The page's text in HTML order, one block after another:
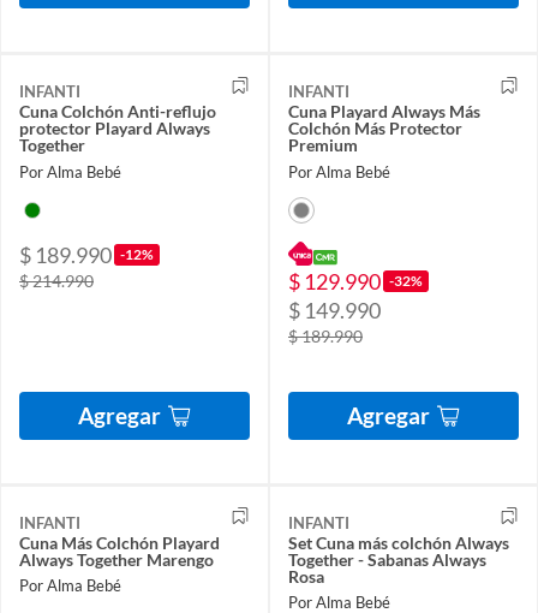
INFANTI
Cuna Colchón Anti-reflujo
protector Playard Always
Together
Por Alma Bebé
$ 189.990 -12%
$ 214.990
Agregar
INFANTI
Cuna Playard Always Más
Colchón Más Protector
Premium
Por Alma Bebé
$ 129.990 -32%
$ 149.990
$ 189.990
Agregar
INFANTI
Cuna Más Colchón Playard
Always Together Marengo
Por Alma Bebé
INFANTI
Set Cuna más colchón Always
Together - Sabanas Always
Rosa
Por Alma Bebé